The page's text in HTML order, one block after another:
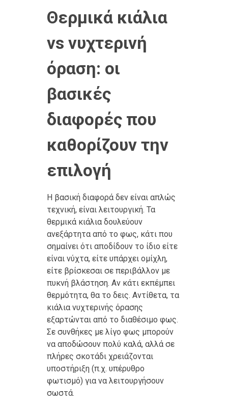
Θερμικά κιάλια
vs νυχτερινή
όραση: οι
βασικές
διαφορές που
καθορίζουν την
επιλογή
Η βασική διαφορά δεν είναι απλώς
τεχνική, είναι λειτουργική. Τα
θερμικά κιάλια δουλεύουν
ανεξάρτητα από το φως, κάτι που
σημαίνει ότι αποδίδουν το ίδιο είτε
είναι νύχτα, είτε υπάρχει ομίχλη,
είτε βρίσκεσαι σε περιβάλλον με
πυκνή βλάστηση. Αν κάτι εκπέμπει
θερμότητα, θα το δεις. Αντίθετα, τα
κιάλια νυχτερινής όρασης
εξαρτώνται από το διαθέσιμο φως.
Σε συνθήκες με λίγο φως μπορούν
να αποδώσουν πολύ καλά, αλλά σε
πλήρες σκοτάδι χρειάζονται
υποστήριξη (π.χ. υπέρυθρο
φωτισμό) για να λειτουργήσουν
σωστά.